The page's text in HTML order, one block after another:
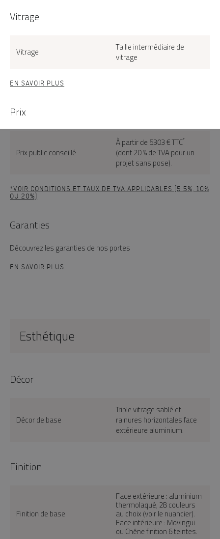
Vitrage
Vitrage Taille intermédiaire de
vitrage
EN SAVOIR PLUS
Prix
Prix public conseillé
À partir de 5303 € TTC*
(dont 20 % de TVA pour un
projet sans pose).
*VOIR CONDITIONS ET TAUX DE TVA APPLICABLES (5.5%, 10%
OU 20%)
Garanties
Découvrez les garanties de nos portes
EN SAVOIR PLUS
Esthétique
Décor
Décor de base
Triple vitrage sablé et
rainures horizontales face
extérieure aluminium.
Finition
Finition de base
Face extérieure : aluminium
thermolaqué, 28 couleurs
au choix (voir le nuancier).
Face intérieure : Movingui
ou Chêne finition 6 teintes.